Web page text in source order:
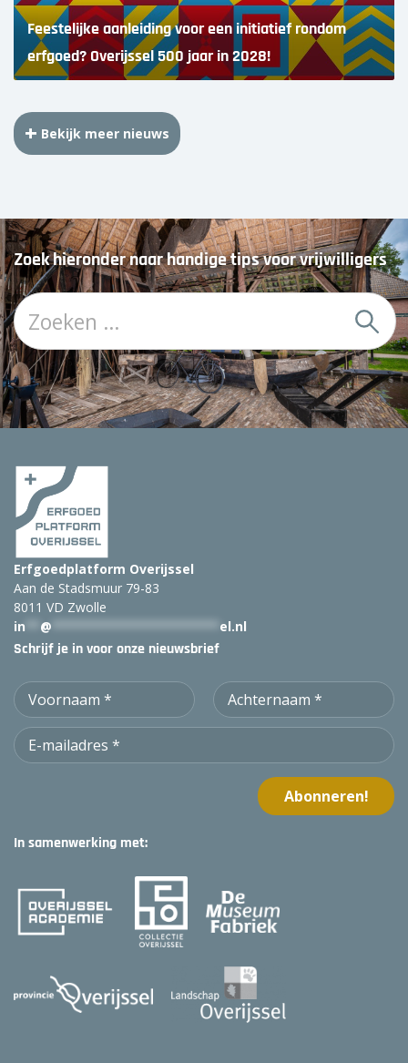
Feestelijke aanleiding voor een initiatief rondom
erfgoed? Overijssel 500 jaar in 2028!
Bekijk meer nieuws
Zoek hieronder naar handige tips voor vrijwilligers
Z
o
e
k
:
Erfgoedplatform Overijssel
Aan de Stadsmuur 79-83
8011 VD Zwolle
in
@ el.nl
Schrijf je in voor onze nieuwsbrief
In samenwerking met: